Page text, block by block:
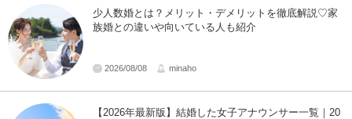
少人数婚とは？メリット・デメリットを徹底解説♡家
族婚との違いや向いている人も紹介
2026/08/08 minaho
【2026年最新版】結婚した女子アナウンサー一覧｜20